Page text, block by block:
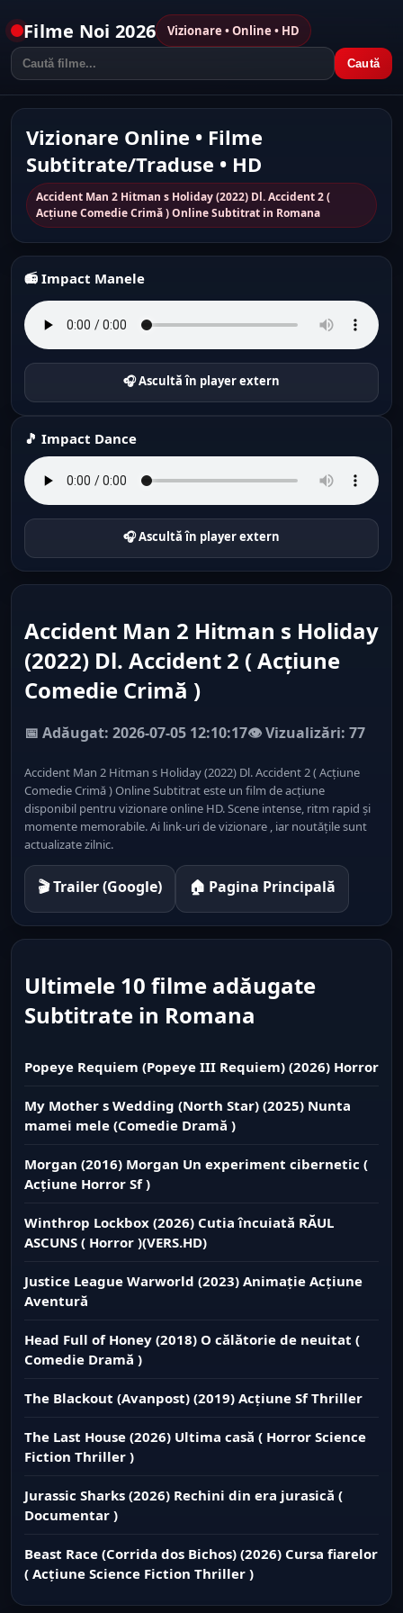
Filme Noi 2026 Vizionare • Online • HD
Caută
Vizionare Online • Filme
Subtitrate/Traduse • HD
Accident Man 2 Hitman s Holiday (2022) Dl. Accident 2 (
Acțiune Comedie Crimă ) Online Subtitrat in Romana
📻 Impact Manele
🎧 Ascultă în player extern
🎵 Impact Dance
🎧 Ascultă în player extern
Accident Man 2 Hitman s Holiday
(2022) Dl. Accident 2 ( Acțiune
Comedie Crimă )
📅 Adăugat: 2026-07-05 12:10:17👁️ Vizualizări: 77
Accident Man 2 Hitman s Holiday (2022) Dl. Accident 2 ( Acțiune
Comedie Crimă ) Online Subtitrat este un film de acțiune
disponibil pentru vizionare online HD. Scene intense, ritm rapid și
momente memorabile. Ai link-uri de vizionare , iar noutățile sunt
actualizate zilnic.
🎬 Trailer (Google) 🏠 Pagina Principală
Ultimele 10 filme adăugate
Subtitrate in Romana
Popeye Requiem (Popeye III Requiem) (2026) Horror
My Mother s Wedding (North Star) (2025) Nunta
mamei mele (Comedie Dramă )
Morgan (2016) Morgan Un experiment cibernetic (
Acțiune Horror Sf )
Winthrop Lockbox (2026) Cutia încuiată RĂUL
ASCUNS ( Horror )(VERS.HD)
Justice League Warworld (2023) Animație Acțiune
Aventură
Head Full of Honey (2018) O călătorie de neuitat (
Comedie Dramă )
The Blackout (Avanpost) (2019) Acțiune Sf Thriller
The Last House (2026) Ultima casă ( Horror Science
Fiction Thriller )
Jurassic Sharks (2026) Rechini din era jurasică (
Documentar )
Beast Race (Corrida dos Bichos) (2026) Cursa fiarelor
( Acțiune Science Fiction Thriller )